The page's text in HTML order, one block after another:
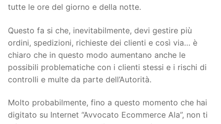
tutte le ore del giorno e della notte.
Questo fa si che, inevitabilmente, devi gestire più
ordini, spedizioni, richieste dei clienti e così via… è
chiaro che in questo modo aumentano anche le
possibili problematiche con i clienti stessi e i rischi di
controlli e multe da parte dell’Autorità.
Molto probabilmente, fino a questo momento che hai
digitato su Internet “Avvocato Ecommerce Ala”, non ti